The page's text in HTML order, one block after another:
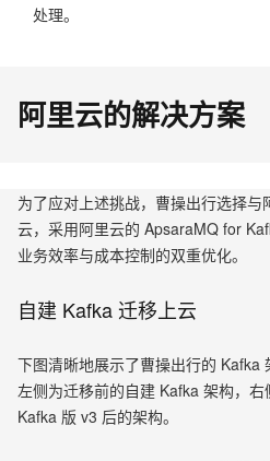
处理。
阿里云的解决方案
为了应对上述挑战，曹操出行选择
云，采用阿里云的 ApsaraMQ for
业务效率与成本控制的双重优化。
自建 Kafka 迁移上云
下图清晰地展示了曹操出行的 Kafka
左侧为迁移前的自建 Kafka 架构，
Kafka 版 v3 后的架构。